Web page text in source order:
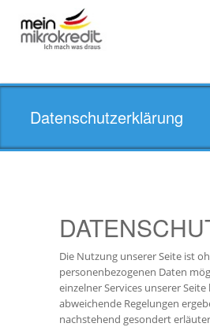
Datenschutzerklärung
Die Nutzung unserer Seite ist
personenbezogenen Daten
einzelner Services unserer
abweichende Regelungen
nachstehend gesondert